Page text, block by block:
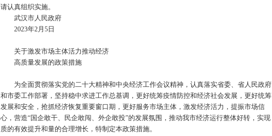
请认真组织实施。
武汉市人民政府
2023年2月5日
关于激发市场主体活力推动经济
高质量发展的政策措施
为全面贯彻落实党的二十大精神和中央经济工作会议精神，认真落实省委、省人民政府
和市委工作部署，坚持稳中求进工作总基调，更好统筹疫情防控和经济社会发展，更好统筹
发展和安全，抢抓经济恢复重要窗口期，更好服务市场主体，激发经济活力，提振市场信
心，营造“国企敢干、民企敢闯、外企敢投”的发展氛围，推动我市经济运行整体好转，实现
质的有效提升和量的合理增长，特制定本政策措施。